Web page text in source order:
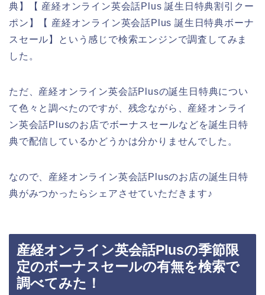
典】【 産経オンライン英会話Plus 誕生日特典割引クー
ポン】【 産経オンライン英会話Plus 誕生日特典ボーナ
スセール】という感じで検索エンジンで調査してみま
した。
ただ、産経オンライン英会話Plusの誕生日特典につい
て色々と調べたのですが、残念ながら、産経オンライ
ン英会話Plusのお店でボーナスセールなどを誕生日特
典で配信しているかどうかは分かりませんでした。
なので、産経オンライン英会話Plusのお店の誕生日特
典がみつかったらシェアさせていただきます♪
産経オンライン英会話Plusの季節限
定のボーナスセールの有無を検索で
調べてみた！